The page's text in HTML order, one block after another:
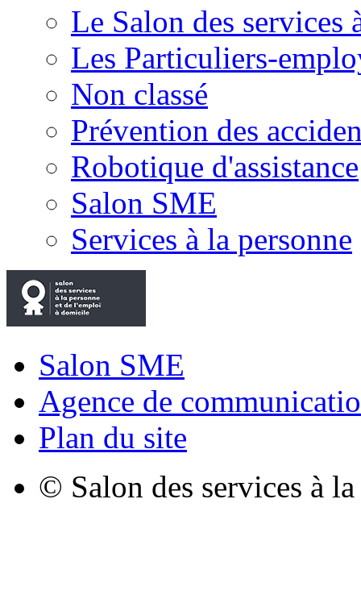
Le Salon des services
Les Particuliers-
Non classé
Prévention des
Robotique d'assistance
Salon SME
Services à la personne
Salon SME
Agence de
Plan du site
© Salon des services à